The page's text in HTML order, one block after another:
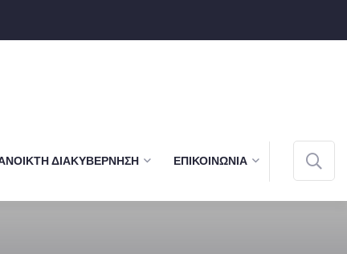
ΔΙΑΚΥΒΈΡΝΗΣΗ ΕΠΙΚΟΙΝΩΝΊΑ